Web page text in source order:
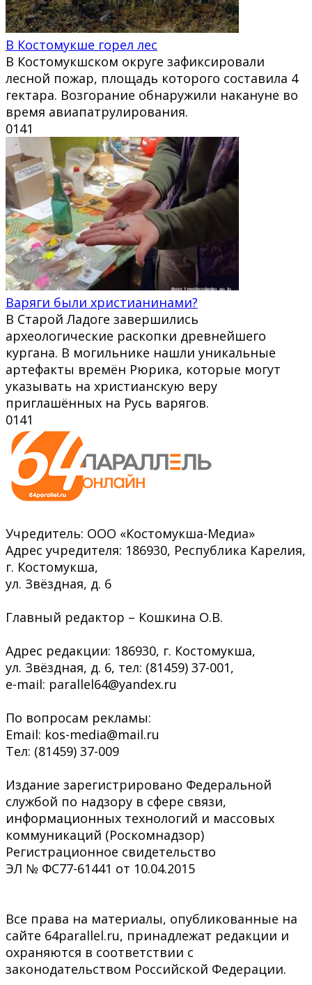
В Костомукше горел лес
В Костомукшском округе зафиксировали
лесной пожар, площадь которого составила 4
гектара. Возгорание обнаружили накануне во
время авиапатрулирования.
0141
Варяги были христианинами?
В Старой Ладоге завершились
археологические раскопки древнейшего
кургана. В могильнике нашли уникальные
артефакты времён Рюрика, которые могут
указывать на христианскую веру
приглашённых на Русь варягов.
0141
Учредитель: ООО «Костомукша-Медиа»
Адрес учредителя: 186930, Республика Карелия,
г. Костомукша,
ул. Звёздная, д. 6
Главный редактор – Кошкина О.В.
Адрес редакции: 186930, г. Костомукша,
ул. Звёздная, д. 6, тел: (81459) 37-001,
e-mail: parallel64@yandex.ru
По вопросам рекламы:
Email: kos-media@mail.ru
Тел: (81459) 37-009
Издание зарегистрировано Федеральной
службой по надзору в сфере связи,
информационных технологий и массовых
коммуникаций (Роскомнадзор)
Регистрационное свидетельство
ЭЛ № ФС77-61441 от 10.04.2015
Все права на материалы, опубликованные на
сайте 64parallel.ru, принадлежат редакции и
охраняются в соответствии с
законодательством Российской Федерации.